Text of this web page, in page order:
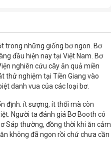
trong những giống bơ ngon. Bơ
đầu hiện nay tại Việt Nam. Bơ
nghiên cứu cây ăn quả miền
thử nghiệm tại Tiền Giang vào
danh vua của các loại bơ.
định: ít sượng, ít thối mà còn
Người ta đánh giá Bơ Booth có
Sáp thường, đồng thời khi ăn cảm
không đã ngon rồi chứ chưa cần